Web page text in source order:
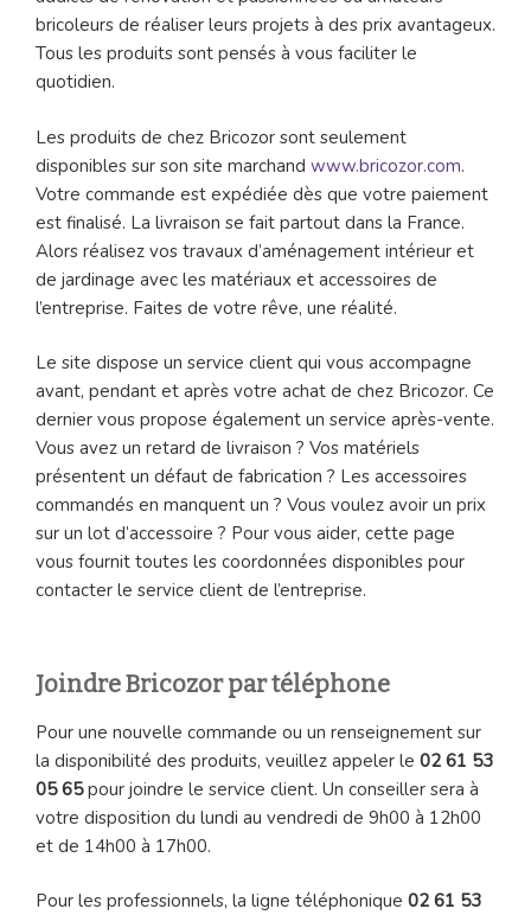
bricoleurs de réaliser leurs projets à des prix avantageux.
Tous les produits sont pensés à vous faciliter le
quotidien.
Les produits de chez Bricozor sont seulement
disponibles sur son site marchand www.bricozor.com.
Votre commande est expédiée dès que votre paiement
est finalisé. La livraison se fait partout dans la France.
Alors réalisez vos travaux d’aménagement intérieur et
de jardinage avec les matériaux et accessoires de
l’entreprise. Faites de votre rêve, une réalité.
Le site dispose un service client qui vous accompagne
avant, pendant et après votre achat de chez Bricozor. Ce
dernier vous propose également un service après-vente.
Vous avez un retard de livraison ? Vos matériels
présentent un défaut de fabrication ? Les accessoires
commandés en manquent un ? Vous voulez avoir un prix
sur un lot d’accessoire ? Pour vous aider, cette page
vous fournit toutes les coordonnées disponibles pour
contacter le service client de l’entreprise.
Joindre Bricozor par téléphone
Pour une nouvelle commande ou un renseignement sur
la disponibilité des produits, veuillez appeler le 02 61 53
05 65pour joindre le service client. Un conseiller sera à
votre disposition du lundi au vendredi de 9h00 à 12h00
et de 14h00 à 17h00.
Pour les professionnels, la ligne téléphonique 02 61 53